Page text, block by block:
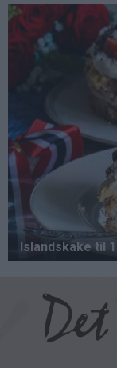
Hopp
hovedinnhold